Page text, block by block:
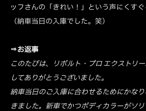
ッフさんの「きれい！」という声にくすぐ
（納車当日の入庫でした。笑）
⇒お返事
このたびは、リボルト・プロ エクストリ
してありがとうございました。
納車当日のご入庫に合わせるためにかな
きました。新車でかつボディカラーがソ